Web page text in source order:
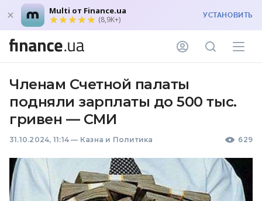
Multi от Finance.ua
(8,9K+) УСТАНОВИТЬ
Членам Счетной палаты
подняли зарплаты до 500 тыс.
гривен — СМИ
31.10.2024, 11:14 — Казна и Политика 629